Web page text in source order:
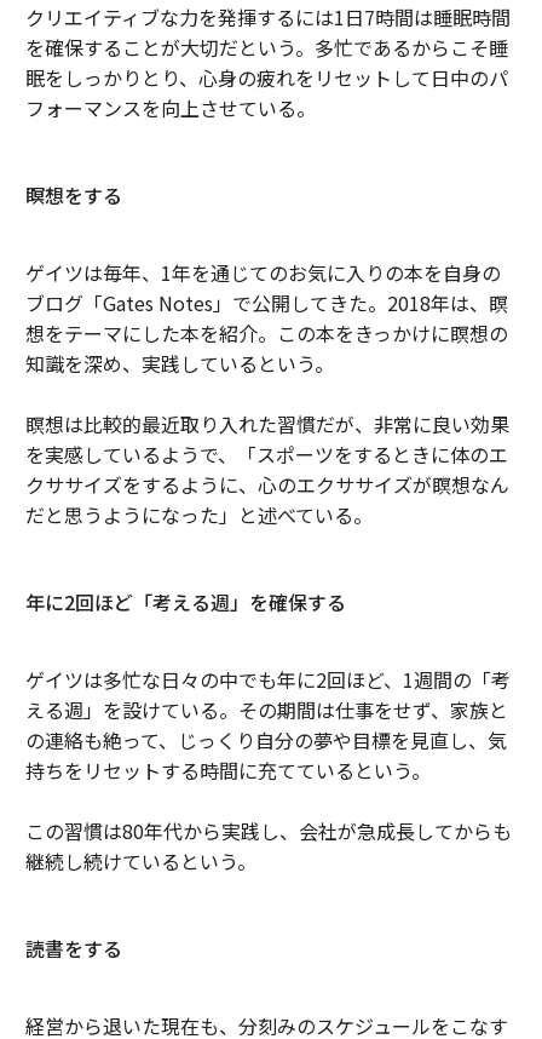
クリエイティブな力を発揮するには1日7時間は睡眠時間
を確保することが大切だという。多忙であるからこそ睡
眠をしっかりとり、心身の疲れをリセットして日中のパ
フォーマンスを向上させている。
瞑想をする
ゲイツは毎年、1年を通じてのお気に入りの本を自身の
ブログ「Gates Notes」で公開してきた。2018年は、瞑
想をテーマにした本を紹介。この本をきっかけに瞑想の
知識を深め、実践しているという。
瞑想は比較的最近取り入れた習慣だが、非常に良い効果
を実感しているようで、「スポーツをするときに体のエ
クササイズをするように、心のエクササイズが瞑想なん
だと思うようになった」と述べている。
年に2回ほど「考える週」を確保する
ゲイツは多忙な日々の中でも年に2回ほど、1週間の「考
える週」を設けている。その期間は仕事をせず、家族と
の連絡も絶って、じっくり自分の夢や目標を見直し、気
持ちをリセットする時間に充てているという。
この習慣は80年代から実践し、会社が急成長してからも
継続し続けているという。
読書をする
経営から退いた現在も、分刻みのスケジュールをこなす